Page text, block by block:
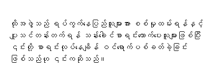
ထိုအဖွဲ့သည် ရပ်ကွက်နေပြည်သူများအား စစ်မှုထမ်းရန်နှင့်
ပျူသင်တန်းတက်ရန် သန်းခေါင်စာရင်းကောက်ပေးသူများဖြစ်ပြီး
၎င်းတို့ စာရင်းလုပ်နေချိန် ဝင်ရောက်ပစ်ခတ်ခဲ့ခြင်း
ဖြစ်သည်ဟု ၎င်းကဆိုသည်။